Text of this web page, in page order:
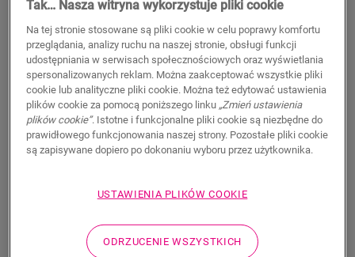
Odkryj nasze
podłogi biurowe
Osobista przestrzeń do pracy w domu znajduje się
tam, gdzie będziesz spędzać dużo czasu. Zwłaszcza
jeśli pracujesz na odległość, jesteś wolnym strzelcem
lub przedsiębiorcą pracującym przez cały dzień w
domu. W takiej sytuacji naturalne jest, że chcesz czuć
środowisko, które pomoże się skoncentrować na
także na profesjonalnym wyglądzie, który będzie
zachęcać do „wstąpienia do biura”. Odwieczny
Tak… Nasza witryna wykorzystuje pliki cookie
Na tej stronie stosowane są pliki cookie w celu poprawy komfortu
przeglądania, analizy ruchu na naszej stronie, obsługi funkcji
udostępniania w serwisach społecznościowych oraz wyświetlania
spersonalizowanych reklam. Można zaakceptować wszystkie pliki
cookie lub analityczne pliki cookie. Można też edytować ustawienia
plików cookie za pomocą poniższego linku „Zmień ustawienia
plików cookie”. Istotne i funkcjonalne pliki cookie są niezbędne do
prawidłowego funkcjonowania naszej strony. Pozostałe pliki cookie
są zapisywane dopiero po dokonaniu wyboru przez użytkownika.
USTAWIENIA PLIKÓW COOKIE
ODRZUCENIE WSZYSTKICH